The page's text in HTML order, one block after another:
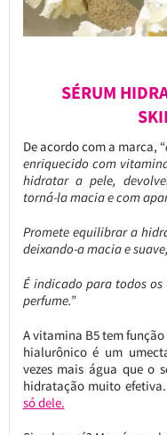
SÉRUM
De acordo com a marca, “
enriquecido com
hidratar a pele,
torná-la macia e com
Promete equilibrar a
deixando-a macia e
É indicado para todos
perfume.”
A vitamina B5 tem
hialurônico é um
vezes mais água que o
hidratação muito efetiva.
só dele.